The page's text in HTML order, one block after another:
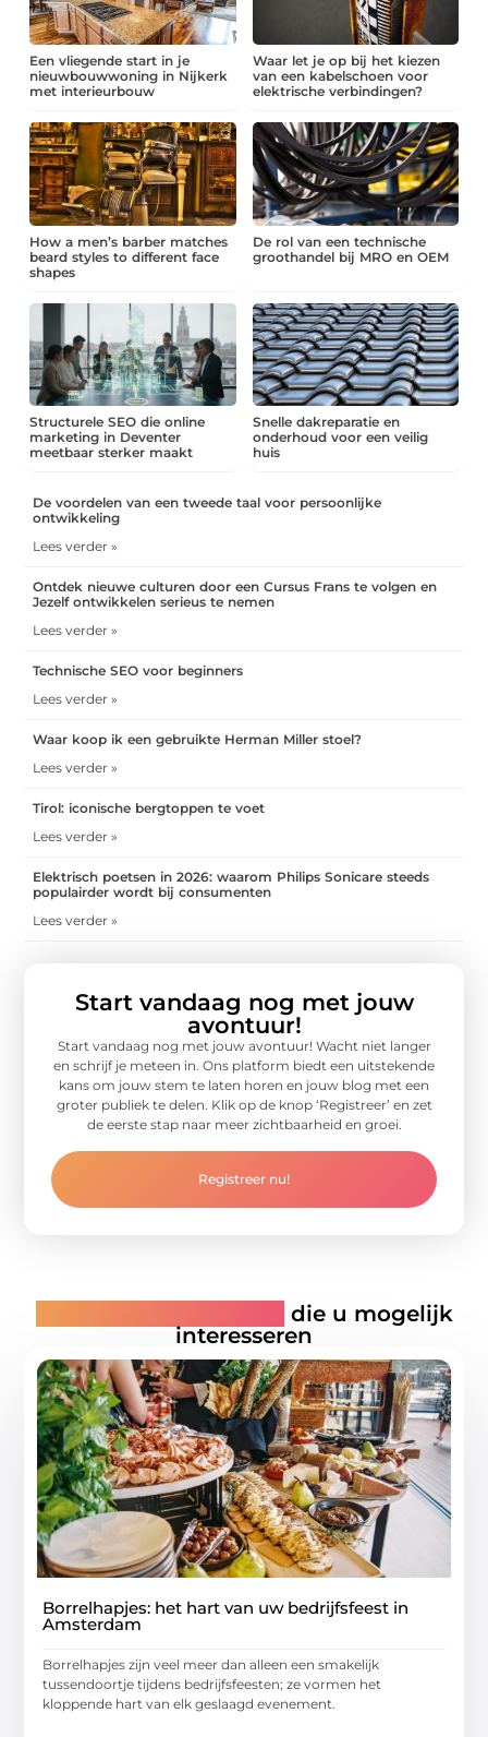
Een vliegende start in je
nieuwbouwwoning in Nijkerk
met interieurbouw
Waar let je op bij het kiezen
van een kabelschoen voor
elektrische verbindingen?
How a men’s barber matches
beard styles to different face
shapes
De rol van een technische
groothandel bij MRO en OEM
Structurele SEO die online
marketing in Deventer
meetbaar sterker maakt
Snelle dakreparatie en
onderhoud voor een veilig
huis
De voordelen van een tweede taal voor persoonlijke
ontwikkeling
Lees verder »
Ontdek nieuwe culturen door een Cursus Frans te volgen en
Jezelf ontwikkelen serieus te nemen
Lees verder »
Technische SEO voor beginners
Lees verder »
Waar koop ik een gebruikte Herman Miller stoel?
Lees verder »
Tirol: iconische bergtoppen te voet
Lees verder »
Elektrisch poetsen in 2026: waarom Philips Sonicare steeds
populairder wordt bij consumenten
Lees verder »
Start vandaag nog met jouw
avontuur!
Start vandaag nog met jouw avontuur! Wacht niet langer
en schrijf je meteen in. Ons platform biedt een uitstekende
kans om jouw stem te laten horen en jouw blog met een
groter publiek te delen. Klik op de knop ‘Registreer’ en zet
de eerste stap naar meer zichtbaarheid en groei.
Registreer nu!
die u mogelijk
interesseren
Borrelhapjes: het hart van uw bedrijfsfeest in
Amsterdam
Borrelhapjes zijn veel meer dan alleen een smakelijk
tussendoortje tijdens bedrijfsfeesten; ze vormen het
kloppende hart van elk geslaagd evenement.